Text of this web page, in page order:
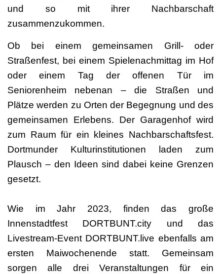
und so mit ihrer Nachbarschaft
zusammenzukommen.
Ob bei einem gemeinsamen Grill- oder
Straßenfest, bei einem Spielenachmittag im Hof
oder einem Tag der offenen Tür im
Seniorenheim nebenan – die Straßen und
Plätze werden zu Orten der Begegnung und des
gemeinsamen Erlebens. Der Garagenhof wird
zum Raum für ein kleines Nachbarschaftsfest.
Dortmunder Kulturinstitutionen laden zum
Plausch – den Ideen sind dabei keine Grenzen
gesetzt.
Wie im Jahr 2023, finden das große
Innenstadtfest DORTBUNT.city und das
Livestream-Event DORTBUNT.live ebenfalls am
ersten Maiwochenende statt. Gemeinsam
sorgen alle drei Veranstaltungen für ein